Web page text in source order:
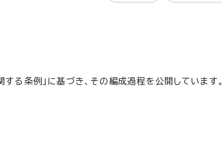
る条例」に基づき、その編成過程を公開しています。